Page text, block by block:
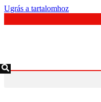
Ugrás a tartalomhoz